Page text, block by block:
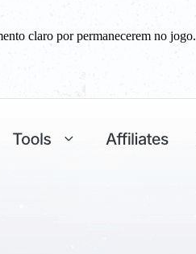
claro por permanecerem no jogo.